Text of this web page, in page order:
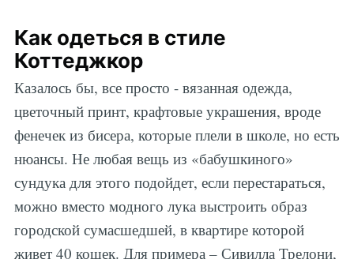
Как одеться в стиле
Коттеджкор
Казалось бы, все просто - вязанная одежда,
цветочный принт, крафтовые украшения, вроде
фенечек из бисера, которые плели в школе, но есть
нюансы. Не любая вещь из «бабушкиного»
сундука для этого подойдет, если перестараться,
можно вместо модного лука выстроить образ
городской сумасшедшей, в квартире которой
живет 40 кошек. Для примера – Сивилла Трелони,